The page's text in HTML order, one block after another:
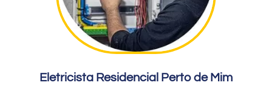
Eletricista Residencial Perto de Mim